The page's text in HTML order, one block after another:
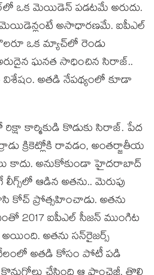
ఒక మెయిడెన్ పడటమే అరుదు.
మెయిడెన్లంటే అసాధారణమే. ఐపీఎల్
ఒక మ్యాచ్‌లో రెండు
ఘనత సాధించిన సిరాజ్‌..
అతడి నేపథ్యంలో కూడా
కార్మికుడి కొడుకు సిరాజ్. పేద
క్రికెట్లోకి రావడం, అంతర్జాతీయ
కాదు. అనుకోకుండా హైదరాబాద్
ఆడిన అతను.. మెరుపు
కోచ్ ప్రోత్సహించాడు. అతను
2017 ఐపీఎల్ సీజన్ ముంగిట
అతను సన్‌రైజర్స్
వేలంలో అతడి కోసం పోటీ పడి